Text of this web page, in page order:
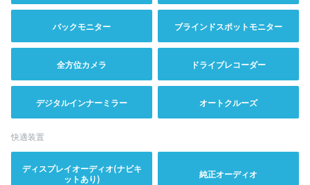
バックモニター ブラインドスポットモニター
全方位カメラ ドライブレコーダー
デジタルインナーミラー オートクルーズ
快適装置
ディスプレイオーディオ(ナビキ
ットあり)
純正オーディオ